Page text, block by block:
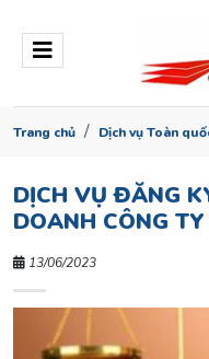
Trang chủ Dịch vụ Toàn
DỊCH VỤ ĐĂNG
DOANH CÔNG
13/06/2023